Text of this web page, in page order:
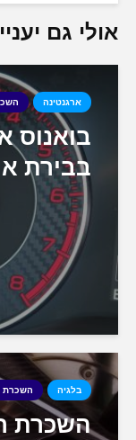
אולי גם
ארגנטינה
בואנוס
בבירת
בלגיה השכרת
השכרת